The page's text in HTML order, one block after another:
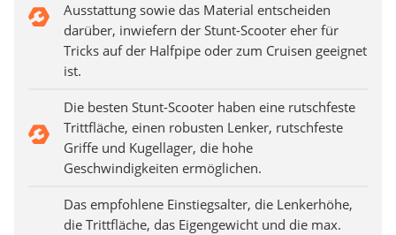
Ausstattung sowie das Material entscheiden
darüber, inwiefern der Stunt-Scooter eher für
Tricks auf der Halfpipe oder zum Cruisen geeignet
ist.
Die besten Stunt-Scooter haben eine rutschfeste
Trittfläche, einen robusten Lenker, rutschfeste
Griffe und Kugellager, die hohe
Geschwindigkeiten ermöglichen.
Das empfohlene Einstiegsalter, die Lenkerhöhe,
die Trittfläche, das Eigengewicht und die max.